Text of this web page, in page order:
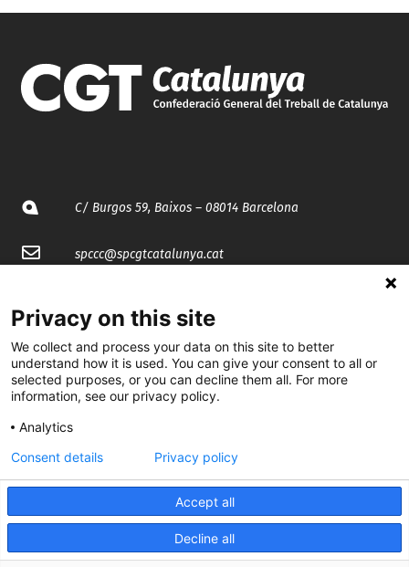
C/ Burgos 59, Baixos – 08014 Barcelona
spccc@spcgtcatalunya.cat
@CGTCatalunya
cgtcatalunya
CGTCatalunya
cgtcatalunya
Desenvolupat per
Privacy on this site
We collect and process your data on this site to better
understand how it is used. You can give your consent to all or
selected purposes, or you can decline them all. For more
information, see our privacy policy.
Analytics
Accept all
Decline all
Consent details Privacy policy